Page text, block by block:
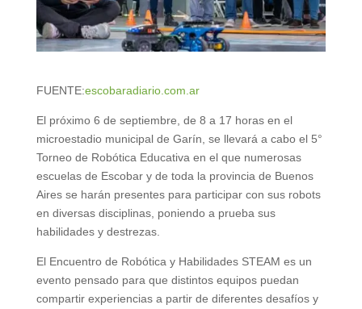
FUENTE:escobaradiario.com.ar
El próximo 6 de septiembre, de 8 a 17 horas en el
microestadio municipal de Garín, se llevará a cabo el 5°
Torneo de Robótica Educativa en el que numerosas
escuelas de Escobar y de toda la provincia de Buenos
Aires se harán presentes para participar con sus robots
en diversas disciplinas, poniendo a prueba sus
habilidades y destrezas.
El Encuentro de Robótica y Habilidades STEAM es un
evento pensado para que distintos equipos puedan
compartir experiencias a partir de diferentes desafíos y